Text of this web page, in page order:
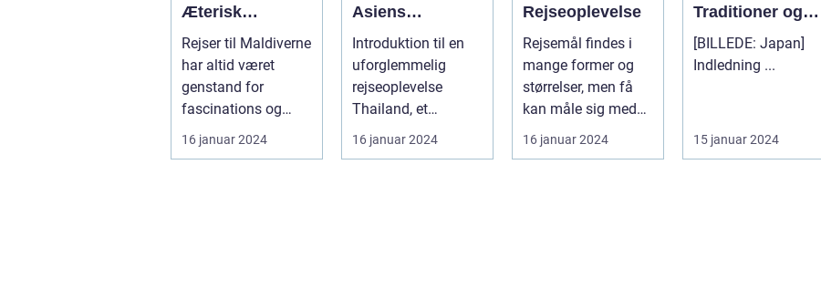
Æterisk
skønhed og
eventyrlystens
paradis
Rejser til Maldiverne
har altid været
genstand for
fascinations og
beundring. Med sin
betagende natu...
16 januar 2024
Asiens
Smukkeste
Rejsemål
Introduktion til en
uforglemmelig
rejseoplevelse
Thailand, et
eksotisk land med
sine smukke
16 januar 2024
Rejseoplevelse
Rejsemål findes i
mange former og
størrelser, men få
kan måle sig med
den naturlige
skønhed og unikk...
16 januar 2024
Traditioner og
Moderne
Vidundere
[BILLEDE: Japan]
Indledning ...
15 januar 2024